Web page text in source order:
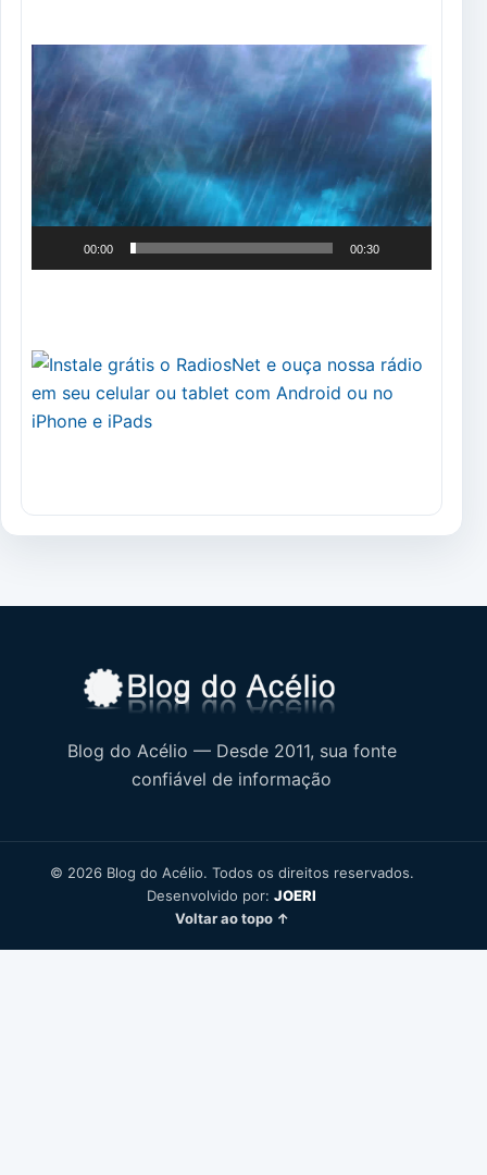
de
vídeo
00:00 00:30
Blog do Acélio — Desde 2011, sua fonte
confiável de informação
© 2026 Blog do Acélio. Todos os direitos reservados.
Desenvolvido por: JOERI
Voltar ao topo ↑